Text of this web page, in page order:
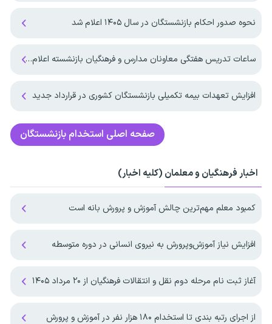
نحوه صدور احکام بازنشستگان در سال ۱۴۰۵ اعلام شد
ساعات تدریس هفتگی معاونان مدارس و فرهنگیان بازنشسته اعلام شد
افزایش تعهدات بیمه‌ تکمیلی بازنشستگان کشوری در قرارداد جدید
صفحه اصلی استخدام بازنشستگان
اخبار فرهنگیان و معلمان (کلیه اخبار)
کمبود معلم مهم‌ترین چالش آموزش و پرورش بانه است
افزایش نیاز آموزش‌وپرورش به نیروی انسانی در دوره متوسطه
آغاز ثبت نام مرحله دوم نقل و انتقالات فرهنگیان از ۲۰ مرداد ۱۴۰۵
از اجرای رتبه بندی تا استخدام ۱۸۰ هزار نفر در آموزش و پرورش